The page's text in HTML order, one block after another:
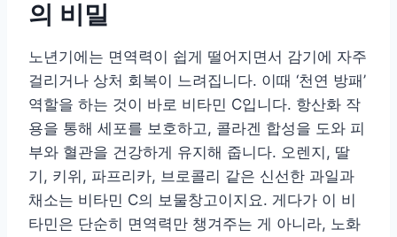
의 비밀
노년기에는 면역력이 쉽게 떨어지면서 감기에 자주
걸리거나 상처 회복이 느려집니다. 이때 ‘천연 방패’
역할을 하는 것이 바로 비타민 C입니다. 항산화 작
용을 통해 세포를 보호하고, 콜라겐 합성을 도와 피
부와 혈관을 건강하게 유지해 줍니다. 오렌지, 딸
기, 키위, 파프리카, 브로콜리 같은 신선한 과일과
채소는 비타민 C의 보물창고이지요. 게다가 이 비
타민은 단순히 면역력만 챙겨주는 게 아니라, 노화